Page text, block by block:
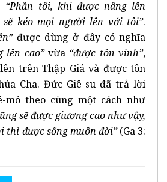
“Phần tôi, khi được nâng lên
kéo mọi người lên với tôi”.
được dùng ở đây có nghĩa
lên cao” vừa “được tôn vinh”,
trên Thập Giá và được tôn
Cha. Đức Giê-su đã trả lời
mô theo cùng một cách như
sẽ được giương cao như vậy,
thì được sống muôn đời” (Ga 3: